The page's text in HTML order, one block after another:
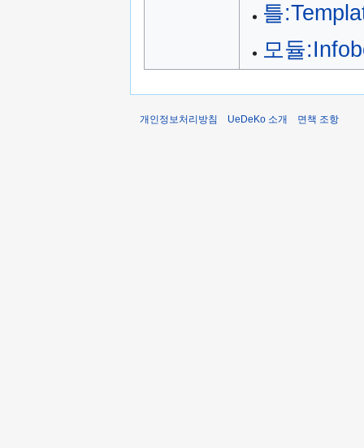
틀
모듈
개인정보처리방침 UeDeKo 소개 면책 조항